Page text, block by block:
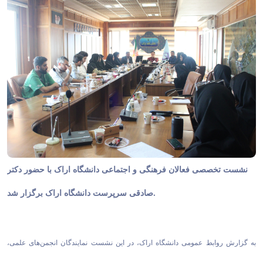
نشست تخصصی فعالان فرهنگی و اجتماعی دانشگاه اراک با حضور دکتر
صادقی سرپرست دانشگاه اراک برگزار شد.
به گزارش روابط عمومی دانشگاه اراک، در این نشست نمایندگان انجمن‌های علمی،